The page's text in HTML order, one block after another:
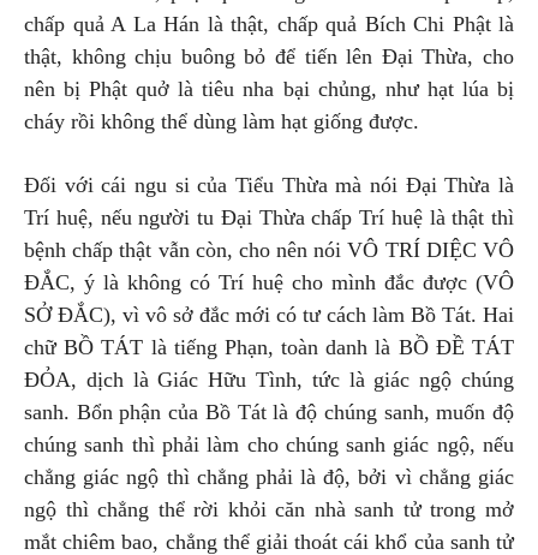
chấp quả A La Hán là thật, chấp quả Bích Chi Phật là
thật, không chịu buông bỏ để tiến lên Đại Thừa, cho
nên bị Phật quở là tiêu nha bại chủng, như hạt lúa bị
cháy rồi không thể dùng làm hạt giống được.
Đối với cái ngu si của Tiểu Thừa mà nói Đại Thừa là
Trí huệ, nếu người tu Đại Thừa chấp Trí huệ là thật thì
bệnh chấp thật vẫn còn, cho nên nói VÔ TRÍ DIỆC VÔ
ĐẮC, ý là không có Trí huệ cho mình đắc được (VÔ
SỞ ĐẮC), vì vô sở đắc mới có tư cách làm Bồ Tát. Hai
chữ BỒ TÁT là tiếng Phạn, toàn danh là BỒ ĐỀ TÁT
ĐỎA, dịch là Giác Hữu Tình, tức là giác ngộ chúng
sanh. Bổn phận của Bồ Tát là độ chúng sanh, muốn độ
chúng sanh thì phải làm cho chúng sanh giác ngộ, nếu
chẳng giác ngộ thì chẳng phải là độ, bởi vì chẳng giác
ngộ thì chẳng thể rời khỏi căn nhà sanh tử trong mở
mắt chiêm bao, chẳng thể giải thoát cái khổ của sanh tử